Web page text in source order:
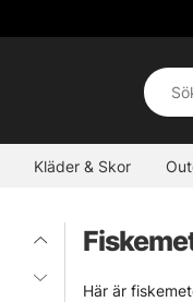
Kläder & Skor
Här är